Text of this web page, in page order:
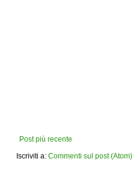
Post più recente
Iscriviti a: Commenti sul post (Atom)